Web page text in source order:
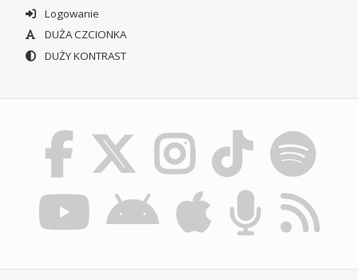
Logowanie
DUŻA CZCIONKA
DUŻY KONTRAST